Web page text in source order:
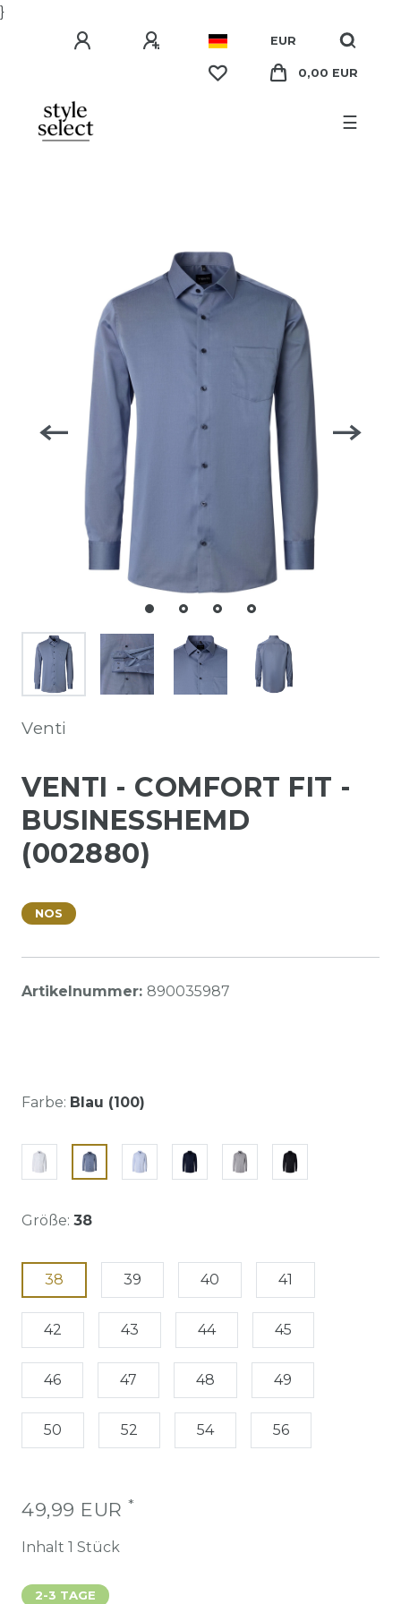
}
EUR
0,00 EUR
☰
Venti
VENTI - COMFORT FIT -
BUSINESSHEMD
(002880)
NOS
Artikelnummer: 890035987
Farbe: Blau (100)
Größe: 38
38 39 40 41
42 43 44 45
46 47 48 49
50 52 54 56
49,99 EUR *
Inhalt 1 Stück
2-3 TAGE